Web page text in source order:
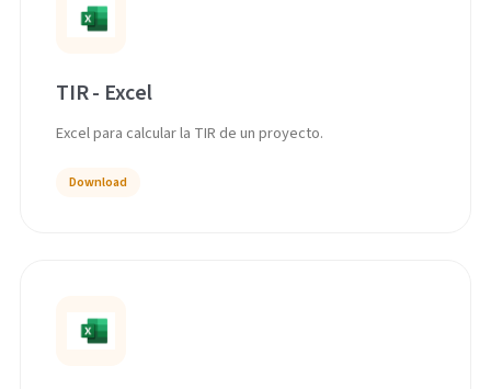
TIR - Excel
Excel para calcular la TIR de un proyecto.
Download